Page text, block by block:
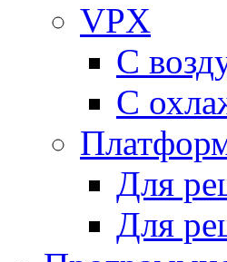
VPX
С
С
Для
Для